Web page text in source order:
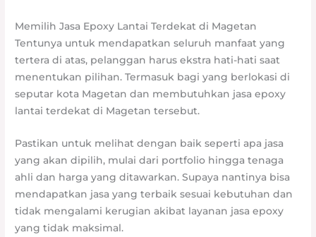
Memilih Jasa Epoxy Lantai Terdekat di Magetan
Tentunya untuk mendapatkan seluruh manfaat yang
tertera di atas, pelanggan harus ekstra hati-hati saat
menentukan pilihan. Termasuk bagi yang berlokasi di
seputar kota Magetan dan membutuhkan jasa epoxy
lantai terdekat di Magetan tersebut.
Pastikan untuk melihat dengan baik seperti apa jasa
yang akan dipilih, mulai dari portfolio hingga tenaga
ahli dan harga yang ditawarkan. Supaya nantinya bisa
mendapatkan jasa yang terbaik sesuai kebutuhan dan
tidak mengalami kerugian akibat layanan jasa epoxy
yang tidak maksimal.